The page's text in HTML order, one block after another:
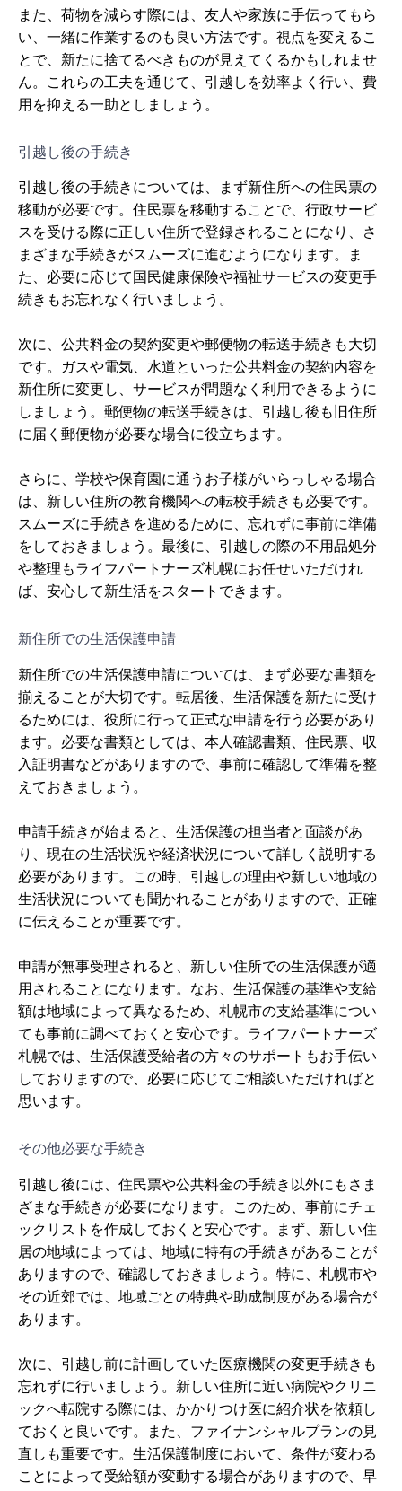
また、荷物を減らす際には、友人や家族に手伝ってもら
い、一緒に作業するのも良い方法です。視点を変えるこ
とで、新たに捨てるべきものが見えてくるかもしれませ
ん。これらの工夫を通じて、引越しを効率よく行い、費
用を抑える一助としましょう。
引越し後の手続き
引越し後の手続きについては、まず新住所への住民票の
移動が必要です。住民票を移動することで、行政サービ
スを受ける際に正しい住所で登録されることになり、さ
まざまな手続きがスムーズに進むようになります。ま
た、必要に応じて国民健康保険や福祉サービスの変更手
続きもお忘れなく行いましょう。
次に、公共料金の契約変更や郵便物の転送手続きも大切
です。ガスや電気、水道といった公共料金の契約内容を
新住所に変更し、サービスが問題なく利用できるように
しましょう。郵便物の転送手続きは、引越し後も旧住所
に届く郵便物が必要な場合に役立ちます。
さらに、学校や保育園に通うお子様がいらっしゃる場合
は、新しい住所の教育機関への転校手続きも必要です。
スムーズに手続きを進めるために、忘れずに事前に準備
をしておきましょう。最後に、引越しの際の不用品処分
や整理もライフパートナーズ札幌にお任せいただけれ
ば、安心して新生活をスタートできます。
新住所での生活保護申請
新住所での生活保護申請については、まず必要な書類を
揃えることが大切です。転居後、生活保護を新たに受け
るためには、役所に行って正式な申請を行う必要があり
ます。必要な書類としては、本人確認書類、住民票、収
入証明書などがありますので、事前に確認して準備を整
えておきましょう。
申請手続きが始まると、生活保護の担当者と面談があ
り、現在の生活状況や経済状況について詳しく説明する
必要があります。この時、引越しの理由や新しい地域の
生活状況についても聞かれることがありますので、正確
に伝えることが重要です。
申請が無事受理されると、新しい住所での生活保護が適
用されることになります。なお、生活保護の基準や支給
額は地域によって異なるため、札幌市の支給基準につい
ても事前に調べておくと安心です。ライフパートナーズ
札幌では、生活保護受給者の方々のサポートもお手伝い
しておりますので、必要に応じてご相談いただければと
思います。
その他必要な手続き
引越し後には、住民票や公共料金の手続き以外にもさま
ざまな手続きが必要になります。このため、事前にチェ
ックリストを作成しておくと安心です。まず、新しい住
居の地域によっては、地域に特有の手続きがあることが
ありますので、確認しておきましょう。特に、札幌市や
その近郊では、地域ごとの特典や助成制度がある場合が
あります。
次に、引越し前に計画していた医療機関の変更手続きも
忘れずに行いましょう。新しい住所に近い病院やクリニ
ックへ転院する際には、かかりつけ医に紹介状を依頼し
ておくと良いです。また、ファイナンシャルプランの見
直しも重要です。生活保護制度において、条件が変わる
ことによって受給額が変動する場合がありますので、早